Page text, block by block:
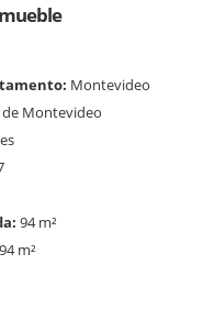
Montevideo
Montevideo
94 m²
94 m²